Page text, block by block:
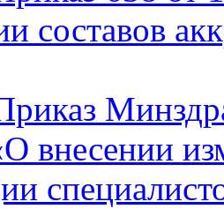
составов
внесении